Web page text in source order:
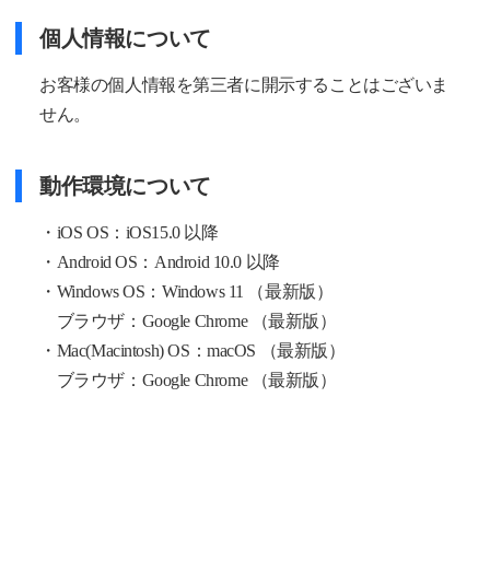
個人情報について
お客様の個人情報を第三者に開示することはございま
せん。
動作環境について
・iOS OS：iOS15.0 以降
・Android OS：Android 10.0 以降
・Windows OS：Windows 11 （最新版）
ブラウザ：Google Chrome （最新版）
・Mac(Macintosh) OS：macOS （最新版）
ブラウザ：Google Chrome （最新版）